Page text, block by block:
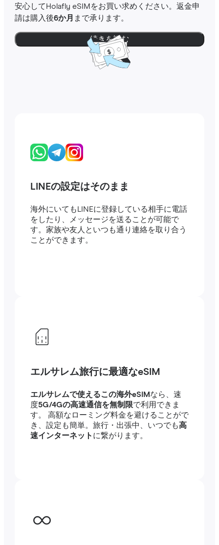
安心してHolafly eSIMをお買い求めください。返金申
請は購入後6か月 まで承ります。
続きを読む
LINEの設定はそのまま
海外にいてもLINEに登録している相手に電話
をしたり、メッセージを送ることが可能で
す。家族や友人といつも通り連絡を取り合う
ことができます。
エルサレム旅行に最適なeSIM
エルサレムで使えるこの海外eSIM なら、速
度5G/4Gの高速通信を無制限で利用できま
す。 高額なローミング料金を避けることがで
き、設定も簡単。旅行・出張中、いつでも高
速インターネット に繋がります。